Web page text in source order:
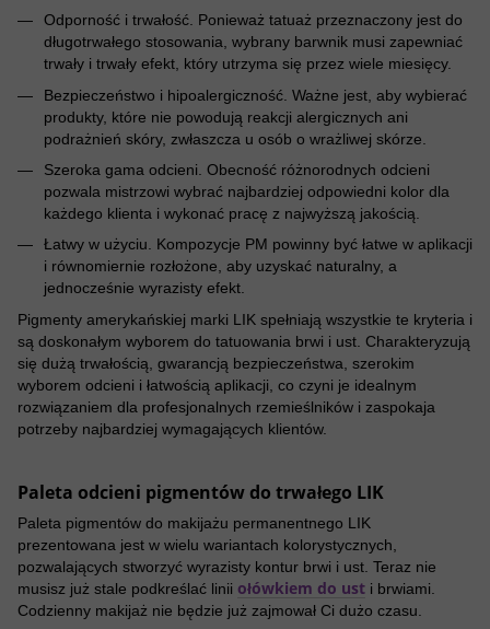
Odporność i trwałość. Ponieważ tatuaż przeznaczony jest do
długotrwałego stosowania, wybrany barwnik musi zapewniać
trwały i trwały efekt, który utrzyma się przez wiele miesięcy.
Bezpieczeństwo i hipoalergiczność. Ważne jest, aby wybierać
produkty, które nie powodują reakcji alergicznych ani
podrażnień skóry, zwłaszcza u osób o wrażliwej skórze.
Szeroka gama odcieni. Obecność różnorodnych odcieni
pozwala mistrzowi wybrać najbardziej odpowiedni kolor dla
każdego klienta i wykonać pracę z najwyższą jakością.
Łatwy w użyciu. Kompozycje PM powinny być łatwe w aplikacji
i równomiernie rozłożone, aby uzyskać naturalny, a
jednocześnie wyrazisty efekt.
Pigmenty amerykańskiej marki LIK spełniają wszystkie te kryteria i
są doskonałym wyborem do tatuowania brwi i ust. Charakteryzują
się dużą trwałością, gwarancją bezpieczeństwa, szerokim
wyborem odcieni i łatwością aplikacji, co czyni je idealnym
rozwiązaniem dla profesjonalnych rzemieślników i zaspokaja
potrzeby najbardziej wymagających klientów.
Paleta odcieni pigmentów do trwałego LIK
Paleta pigmentów do makijażu permanentnego LIK
prezentowana jest w wielu wariantach kolorystycznych,
pozwalających stworzyć wyrazisty kontur brwi i ust. Teraz nie
musisz już stale podkreślać linii ołówkiem do ust i brwiami.
Codzienny makijaż nie będzie już zajmował Ci dużo czasu.